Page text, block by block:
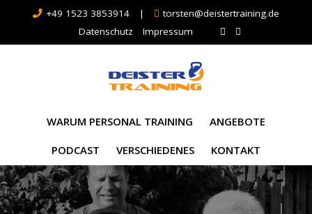
+49 1523 3853914 |
torsten@deistertraining.de
Datenschutz
Impressum
WARUM PERSONAL TRAINING ANGEBOTE
PODCAST VERSCHIEDENES KONTAKT